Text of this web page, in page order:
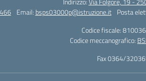
Email: bsps03000p@istruzione.it Posta
Codice fiscale:
Codice meccanografico:
Fax 0364/